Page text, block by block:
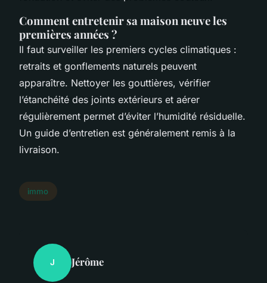
Comment entretenir sa maison neuve les
premières années ?
Il faut surveiller les premiers cycles climatiques :
retraits et gonflements naturels peuvent
apparaître. Nettoyer les gouttières, vérifier
l’étanchéité des joints extérieurs et aérer
régulièrement permet d’éviter l’humidité résiduelle.
Un guide d’entretien est généralement remis à la
livraison.
immo
J Jérôme